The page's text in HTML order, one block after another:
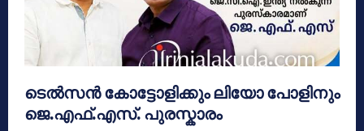
ടെൽസൻ കോട്ടോളിക്കും ലിയോ പോളിനും
ജെ.എഫ്.എസ്. പുരസ്കാരം